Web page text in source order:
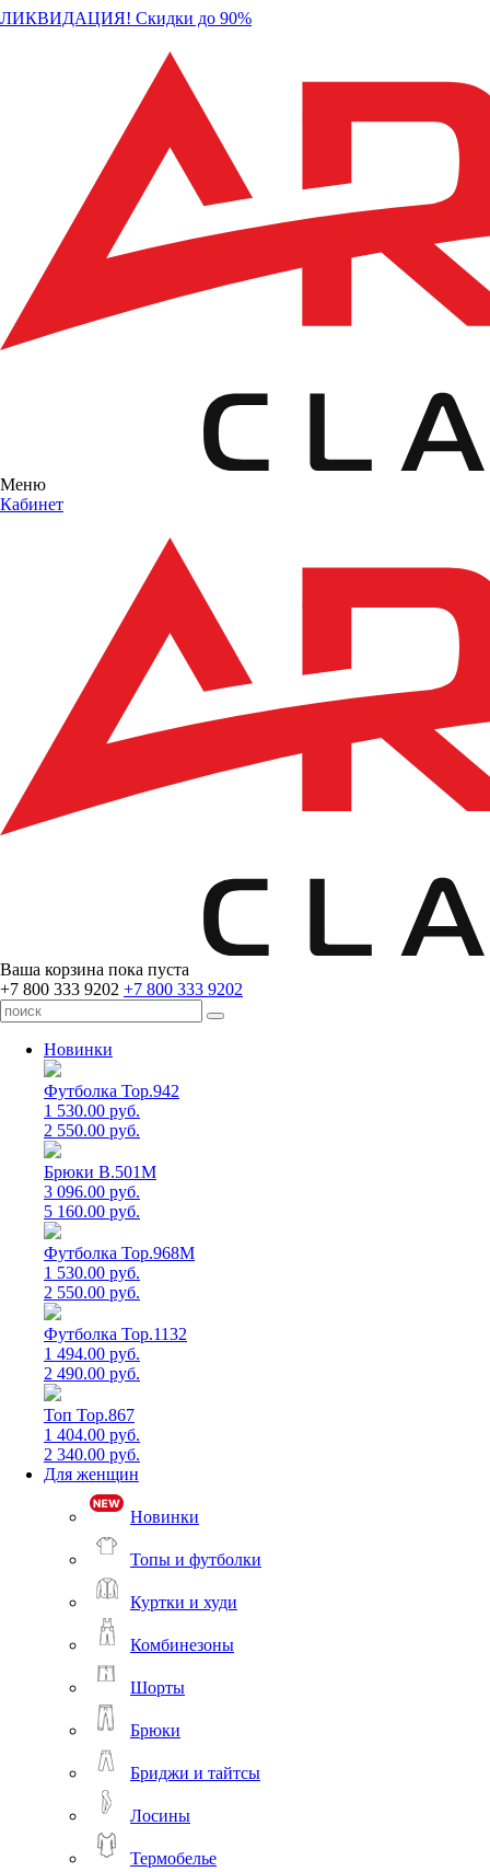
ЛИКВИДАЦИЯ! Скидки до 90%
Меню
Кабинет
Ваша корзина пока пуста
+7 800 333 9202 +7 800 333 9202
Новинки
Футболка Top.942
1 530.00 руб.
2 550.00 руб.
Брюки B.501M
3 096.00 руб.
5 160.00 руб.
Футболка Top.968M
1 530.00 руб.
2 550.00 руб.
Футболка Top.1132
1 494.00 руб.
2 490.00 руб.
Топ Top.867
1 404.00 руб.
2 340.00 руб.
Для женщин
Новинки
Топы и футболки
Куртки и худи
Комбинезоны
Шорты
Брюки
Бриджи и тайтсы
Лосины
Термобелье